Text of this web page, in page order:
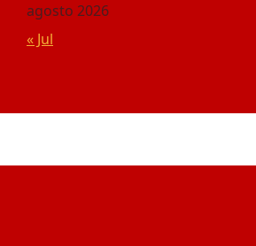
agosto 2026
« Jul